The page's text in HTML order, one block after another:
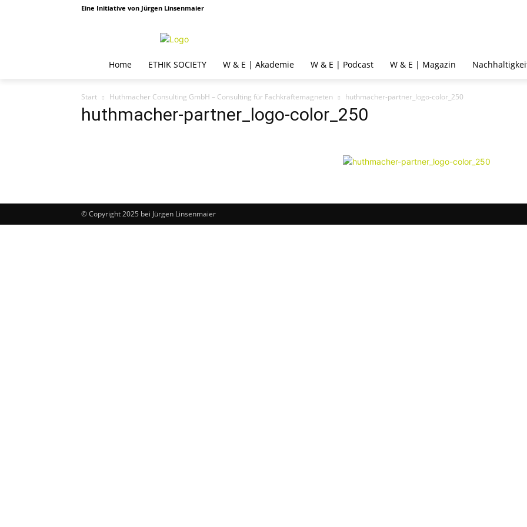
Eine Initiative von Jürgen Linsenmaier
Home ETHIK SOCIETY W & E | Akademie W & E | Podcast W & E | Magazin
Start Huthmacher Consulting GmbH – Consulting für Fachkräftemagneten huthmacher-partner_logo-color_250
huthmacher-partner_logo-color_250
© Copyright 2025 bei Jürgen Linsenmaier